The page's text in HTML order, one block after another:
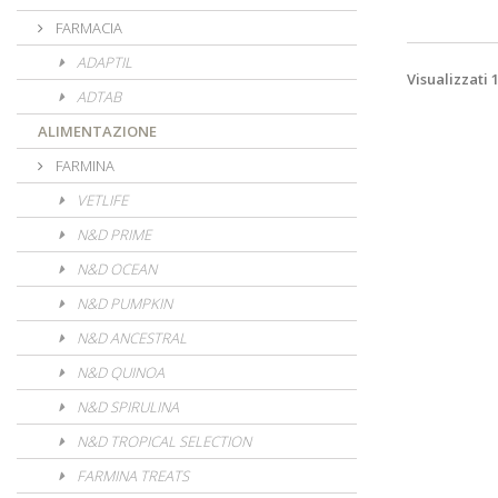
FARMACIA
ADAPTIL
ADTAB
ALIMENTAZIONE
FARMINA
VETLIFE
N&D PRIME
N&D OCEAN
N&D PUMPKIN
N&D ANCESTRAL
N&D QUINOA
N&D SPIRULINA
N&D TROPICAL SELECTION
FARMINA TREATS
Visualizzati